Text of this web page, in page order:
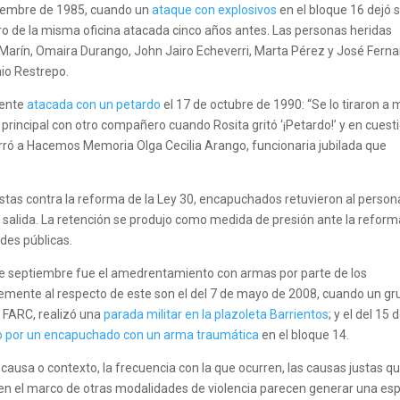
de 1985, cuando unataque con explosivos en el bloque 16 dejó
de la misma oficina atacada cinco años antes. Las personas heridas
Omaira Durango, John Jairo Echeverri, Marta Pérez y José
Restrepo.
atacada con un petardo el 17 de octubre de 1990: “Se lo tiraron a
con otro compañero cuando Rosita gritó ‘¡Petardo!’ y en
a Hacemos Memoria Olga Cecilia Arango, funcionaria jubilada que
contra la reforma de la Ley 30, encapuchados retuvieron al
La retención se produjo como medida de presión ante la
públicas.
septiembre fue el amedrentamiento con armas por parte de los
al respecto de este son el del 7 de mayo de 2008, cuando un
realizó unaparada militar en la plazoleta Barrientos; y el del 15
por un encapuchado con un arma traumáticaen el bloque 14.
o contexto, la frecuencia con la que ocurren, las causas justas
el marco de otras modalidades de violencia parecen generar una